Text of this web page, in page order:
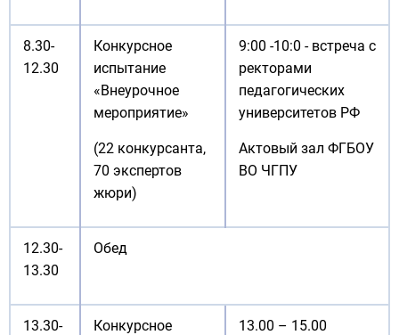
8.30-
12.30
Конкурсное
испытание
«Внеурочное
мероприятие»
(22 конкурсанта,
70 экспертов
жюри)
9:00 -10:0 - встреча с
ректорами
педагогических
университетов РФ
Актовый зал ФГБОУ
ВО ЧГПУ
12.30-
13.30
Обед
13.30-
Конкурсное
13.00 – 15.00